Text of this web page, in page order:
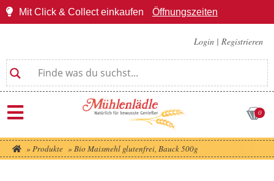
Mit Click & Collect einkaufen Öffnungszeiten
Login | Registrieren
0
» Produkte » Bio Maismehl glutenfrei, Bauck 500g